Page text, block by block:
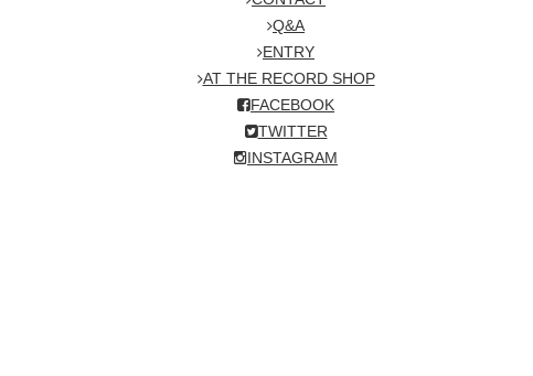
Q&A
ENTRY
AT THE RECORD SHOP
FACEBOOK
TWITTER
INSTAGRAM